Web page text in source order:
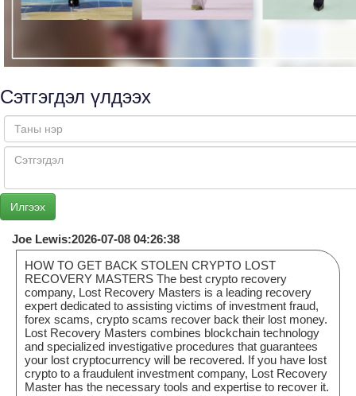
Сэтгэгдэл үлдээх
Joe Lewis:2026-07-08 04:26:38
HOW TO GET BACK STOLEN CRYPTO LOST
RECOVERY MASTERS The best crypto recovery
company, Lost Recovery Masters is a leading recovery
expert dedicated to assisting victims of investment fraud,
forex scams, crypto scams recover back their lost money.
Lost Recovery Masters combines blockchain technology
and specialized investigative procedures that guarantees
your lost cryptocurrency will be recovered. If you have lost
crypto to a fraudulent investment company, Lost Recovery
Master has the necessary tools and expertise to recover it.